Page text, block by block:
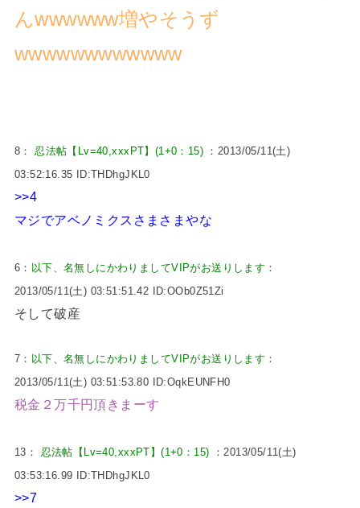
んwwwwww増やそうず
wwwwwwwwwwww
8： 忍法帖【Lv=40,xxxPT】(1+0：15) ：2013/05/11(土)
03:52:16.35 ID:THDhgJKL0
>>4
マジでアベノミクスさまさまやな
6： 以下、名無しにかわりましてVIPがお送りします ：
2013/05/11(土) 03:51:51.42 ID:OOb0Z51Zi
そして破産
7： 以下、名無しにかわりましてVIPがお送りします ：
2013/05/11(土) 03:51:53.80 ID:OqkEUNFH0
税金２万千円頂きまーす
13： 忍法帖【Lv=40,xxxPT】(1+0：15)
：2013/05/11(土)
03:53:16.99 ID:THDhgJKL0
>>7